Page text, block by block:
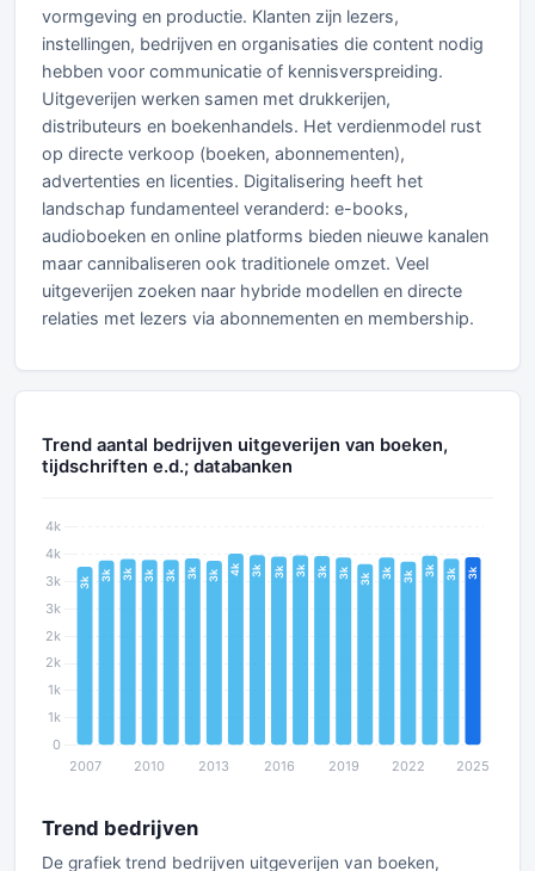
vormgeving en productie. Klanten zijn lezers,
instellingen, bedrijven en organisaties die content nodig
hebben voor communicatie of kennisverspreiding.
Uitgeverijen werken samen met drukkerijen,
distributeurs en boekenhandels. Het verdienmodel rust
op directe verkoop (boeken, abonnementen),
advertenties en licenties. Digitalisering heeft het
landschap fundamenteel veranderd: e-books,
audioboeken en online platforms bieden nieuwe kanalen
maar cannibaliseren ook traditionele omzet. Veel
uitgeverijen zoeken naar hybride modellen en directe
relaties met lezers via abonnementen en membership.
Trend aantal bedrijven uitgeverijen van boeken,
tijdschriften e.d.; databanken
Trend bedrijven
De grafiek trend bedrijven uitgeverijen van boeken,